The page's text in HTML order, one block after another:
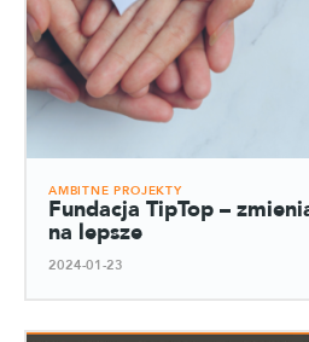
AMBITNE PROJEKTY
Fundacja TipTop –
na lepsze
2024-01-23